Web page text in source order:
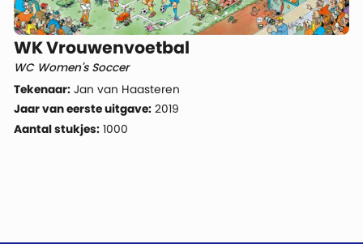
WK Vrouwenvoetbal
WC Women's Soccer
Tekenaar: Jan van Haasteren
Jaar van eerste uitgave: 2019
Aantal stukjes: 1000